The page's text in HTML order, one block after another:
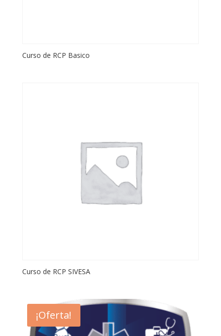
Curso de RCP Basico
Curso de RCP SIVESA
¡Oferta!